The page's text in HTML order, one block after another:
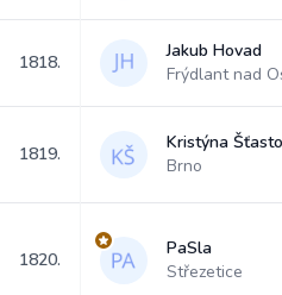
1818.
Jakub Hovad
Frýdlant nad
1819.
Kristýna
Brno
1820.
PaSla
Střezetice